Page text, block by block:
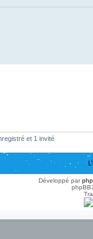
et 1 invité
Développé par